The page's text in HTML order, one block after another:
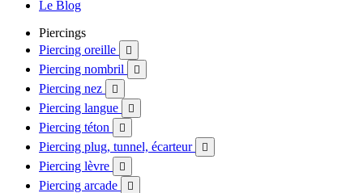
Le Blog
Piercings
Piercing oreille

Piercing nombril 
Piercing nez 
Piercing langue 
Piercing téton 
Piercing plug, tunnel, écarteur 
Piercing lèvre 
Piercing arcade 